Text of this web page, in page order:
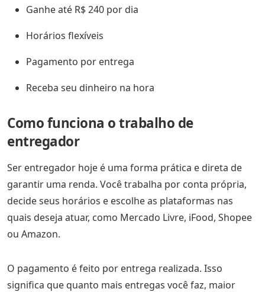
Ganhe até R$ 240 por dia
Horários flexíveis
Pagamento por entrega
Receba seu dinheiro na hora
Como funciona o trabalho de
entregador
Ser entregador hoje é uma forma prática e direta de
garantir uma renda. Você trabalha por conta própria,
decide seus horários e escolhe as plataformas nas
quais deseja atuar, como Mercado Livre, iFood, Shopee
ou Amazon.
O pagamento é feito por entrega realizada. Isso
significa que quanto mais entregas você faz, maior